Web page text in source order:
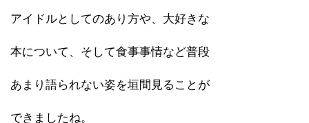
アイドルとしてのあり方や、大好きな
本について、そして食事事情など普段
あまり語られない姿を垣間見ることが
できましたね。